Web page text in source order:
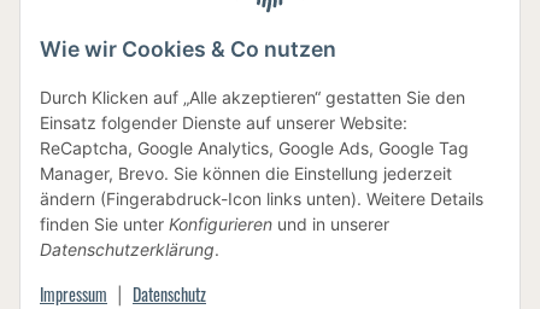
Wie wir Cookies & Co nutzen
Durch Klicken auf „Alle akzeptieren“ gestatten Sie den
Einsatz folgender Dienste auf unserer Website:
ReCaptcha, Google Analytics, Google Ads, Google Tag
Manager, Brevo. Sie können die Einstellung jederzeit
ändern (Fingerabdruck-Icon links unten). Weitere Details
finden Sie unter Konfigurieren und in unserer
Datenschutzerklärung.
Impressum Datenschutz
IHRE DATEN SIND SICHER